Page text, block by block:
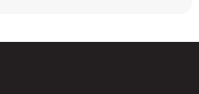
stranice. Odabirom
i njihovu obradu za analitičke